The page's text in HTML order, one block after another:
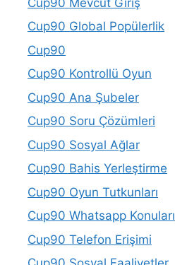
Cup90 Global Popülerlik
Cup90
Cup90 Kontrollü Oyun
Cup90 Ana Şubeler
Cup90 Soru Çözümleri
Cup90 Sosyal Ağlar
Cup90 Bahis Yerleştirme
Cup90 Oyun Tutkunları
Cup90 Whatsapp Konuları
Cup90 Telefon Erişimi